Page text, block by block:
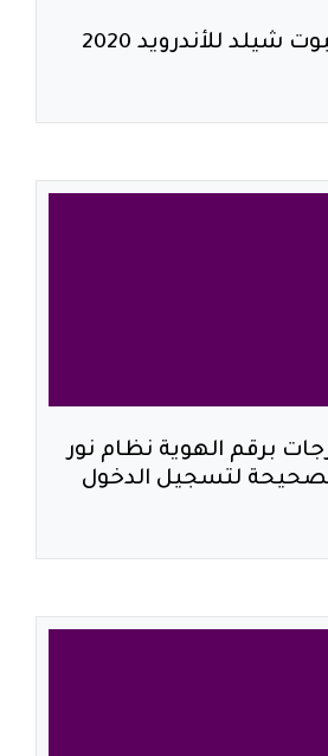
تحميل هوت سبوت شيلد للأندرويد 2020
برقم الهوية نظام نور
الصحيحة لتسجيل الدخول